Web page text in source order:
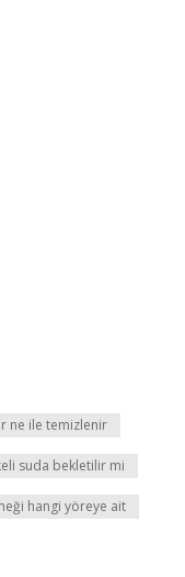
ne ile temizlenir
suda bekletilir mi
hangi yöreye ait